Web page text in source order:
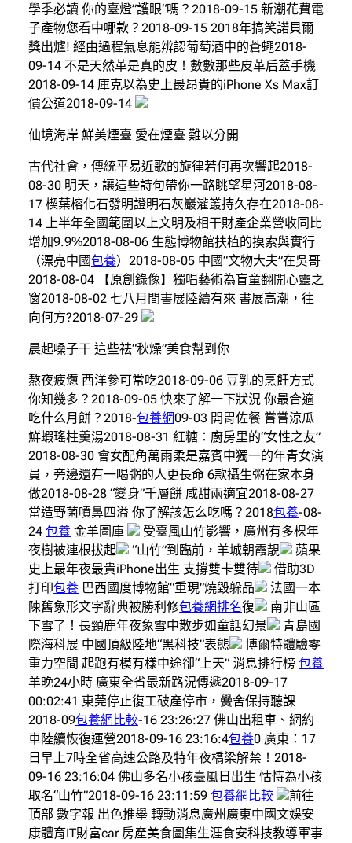
學季必讀 你的臺燈”護眼“嗎？2018-09-15 新潮花費電
子產物您看中哪款？2018-09-15 2018年搞笑諾貝爾
獎出爐! 經由過程氣息能辨認葡萄酒中的蒼蠅2018-
09-14 不是天然革是真的皮！數數那些皮革后蓋手機
2018-09-14 庫克以為史上最昂貴的iPhone Xs Max訂
價公道2018-09-14
仙境海岸 鮮美煙臺 愛在煙臺 難以分開
古代社會，傳統平易近歌的旋律若何再次響起2018-
08-30 明天，讓這些詩句帶你一路眺望星河2018-08-
17 楔葉榕化石發明證明石灰巖灌叢持久存在2018-08-
14 上半年全國範圍以上文明及相干財產企業營收同比
增加9.9%2018-08-06 生態博物館扶植的摸索與實行
（漂亮中國包養）2018-08-05 中國“文物大夫”在吳哥
2018-08-04 【原創錄像】獨唱藝術為盲童翻開心靈之
窗2018-08-02 七八月間書展陸續有來 書展高潮，往
向何方?2018-07-29
晨起嗓子干 這些祛“秋燥”美食幫到你
熬夜疲憊 西洋參可常吃2018-09-06 豆乳的烹飪方式
你知幾多？2018-09-05 快來了解一下狀況 你最合適
吃什么月餅？2018-包養網09-03 開胃佐餐 嘗嘗涼瓜
鮮蝦瑤柱羹湯2018-08-31 紅糖：廚房里的“女性之友”
2018-08-30 會女配角萬雨柔是嘉賓中獨一的年青女演
員，旁邊還有一喝粥的人更長命 6款攝生粥在家本身
做2018-08-28 “變身”千層餅 咸甜兩適宜2018-08-27
當造野菌噴鼻四溢 你了解該怎么吃嗎？2018包養-08-
24 包養 金羊圖庫
受臺風山竹影響，廣州有多棵年
夜樹被連根拔起
“山竹”到臨前，羊城朝霞靚
蘋果
史上最年夜最貴iPhone出生 支撐雙卡雙待
借助3D
打印包養 巴西國度博物館“重現”燒毀躲品
法國一本
陳舊象形文字辭典被勝利修包養網排名復
南非山區
下雪了！長頸鹿年夜象雪中散步如童話幻景
青島國
際海科展 中國頂級陸地“黑科技”表態
博爾特體驗零
重力空間 起跑有模有樣中途卻“上天” 消息排行榜 包養
羊晚24小時 廣東全省最新路況傳遞2018-09-17
00:02:41 東莞停止復工破產停市，黌舍保持聽課
2018-09包養網比較-16 23:26:27 佛山出租車、網約
車陸續恢復運營2018-09-16 23:16:4包養0 廣東：17
日早上7時全省高速公路及特年夜橋梁解禁！2018-
09-16 23:16:04 佛山多名小孩臺風日出生 怙恃為小孩
取名“山竹”2018-09-16 23:11:59 包養網比較
前往
頂部 數字報 出色推舉 轉動消息廣州廣東中國文娛安
康體育IT財富car 房產美食圖集生涯食安科技教導軍事